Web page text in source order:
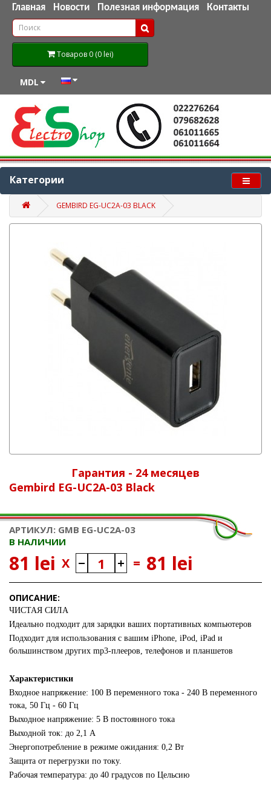
Главная Новости Полезная информация Контакты
Товаров 0 (0 lei)
MDL
Категории
GEMBIRD EG-UC2A-03 BLACK
Гарантия - 24 месяцев
Gembird EG-UC2A-03 Black
АРТИКУЛ: GMB EG-UC2A-03
В НАЛИЧИИ
81 lei X = 81 lei
ОПИСАНИЕ:
ЧИСТАЯ СИЛА
Идеально подходит для зарядки ваших портативных компьютеров
Подходит для использования с вашим iPhone, iPod, iPad и
большинством других mp3-плееров, телефонов и планшетов
Характеристики
Входное напряжение: 100 В переменного тока - 240 В переменного
тока, 50 Гц - 60 Гц
Выходное напряжение: 5 В постоянного тока
Выходной ток: до 2,1 А
Энергопотребление в режиме ожидания: 0,2 Вт
Защита от перегрузки по току.
Рабочая температура: до 40 градусов по Цельсию